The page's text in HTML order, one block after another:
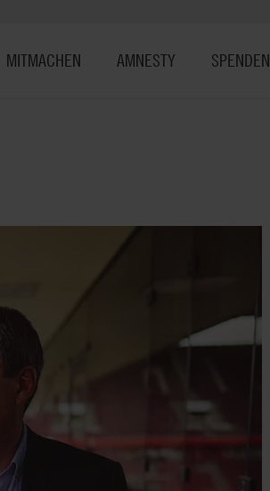
MITMACHEN AMNESTY SPENDEN